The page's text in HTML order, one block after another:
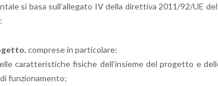
si basa sul­l’al­le­ga­to IV della di­ret­ti­va 2011/92/UE
, com­pre­se in par­ti­co­la­re:
ca­rat­te­ri­sti­che fi­si­che del­l’in­sie­me del pro­get­to e
fun­zio­na­men­to;